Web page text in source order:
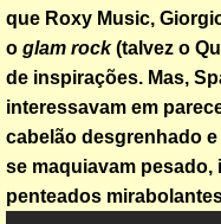
que Roxy Music,
o glam rock(talvez o
de inspirações. Mas,
interessavam em
cabelão desgrenhado
se maquiavam pesado,
penteados